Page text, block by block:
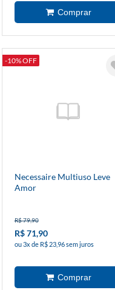
-10% OFF
Necessaire Multiuso Leve
Amor
R$ 79,90
R$ 71,90
ou 3x de R$ 23,96 sem juros